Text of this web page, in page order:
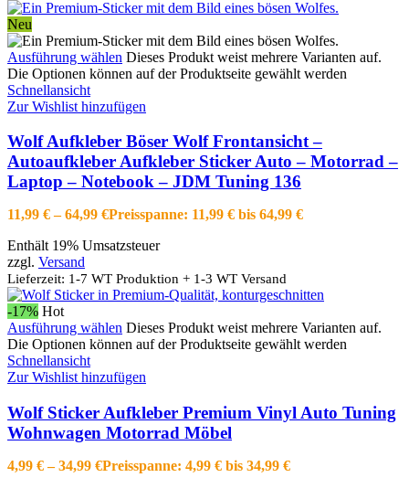
Neu
Ausführung wählen Dieses Produkt weist mehrere Varianten auf.
Die Optionen können auf der Produktseite gewählt werden
Schnellansicht
Zur Wishlist hinzufügen
Wolf Aufkleber Böser Wolf Frontansicht –
Autoaufkleber Aufkleber Sticker Auto – Motorrad –
Laptop – Notebook – JDM Tuning 136
11,99 € –64,99 €Preisspanne: 11,99 € bis 64,99 €
Enthält 19% Umsatzsteuer
zzgl. Versand
Lieferzeit: 1-7 WT Produktion + 1-3 WT Versand
-17% Hot
Ausführung wählen Dieses Produkt weist mehrere Varianten auf.
Die Optionen können auf der Produktseite gewählt werden
Schnellansicht
Zur Wishlist hinzufügen
Wolf Sticker Aufkleber Premium Vinyl Auto Tuning
Wohnwagen Motorrad Möbel
4,99 € –34,99 €Preisspanne: 4,99 € bis 34,99 €